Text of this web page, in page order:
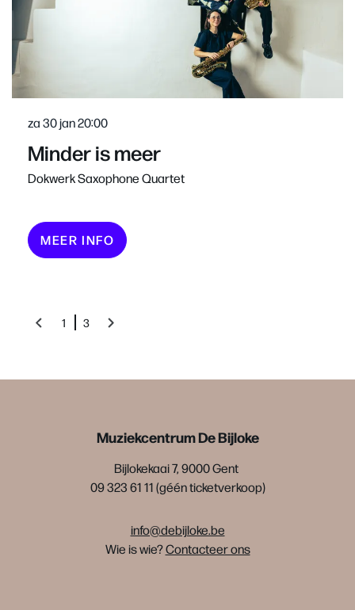
Minder is meer
Dokwerk Saxophone Quartet
za 30 jan20:00
MEER INFO
1 3
Muziekcentrum De Bijloke
Bijlokekaai 7, 9000 Gent
09 323 61 11 (géén ticketverkoop)
info@debijloke.be
Wie is wie?Contacteer ons